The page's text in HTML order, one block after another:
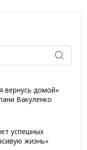
вернусь домой»
Вакуленко
успешных
жизнь»